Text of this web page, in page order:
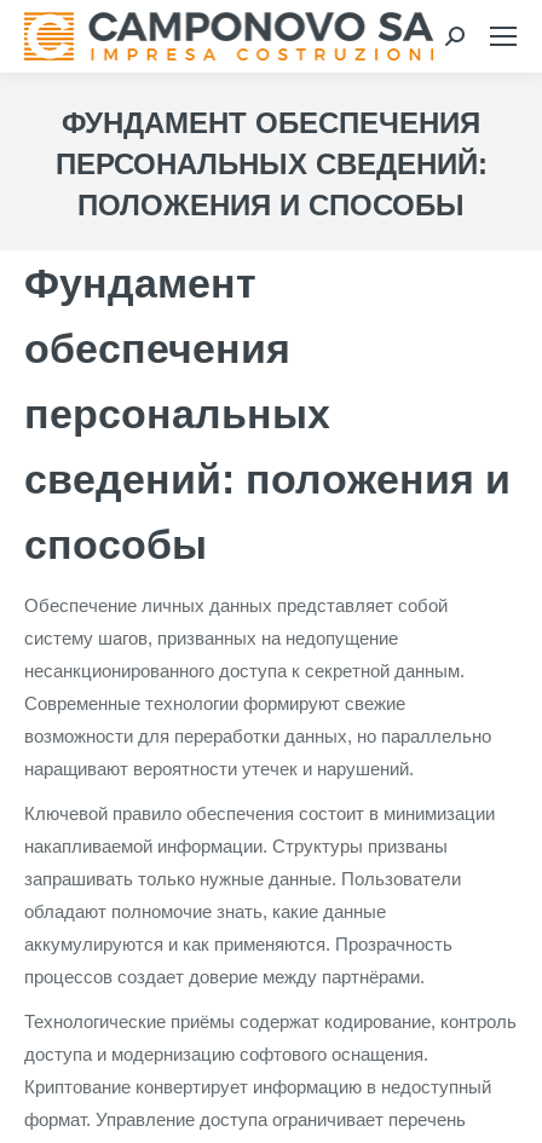
Search:
ФУНДАМЕНТ ОБЕСПЕЧЕНИЯ
ПЕРСОНАЛЬНЫХ СВЕДЕНИЙ:
ПОЛОЖЕНИЯ И СПОСОБЫ
Фундамент
обеспечения
персональных
сведений: положения и
способы
Обеспечение личных данных представляет собой
систему шагов, призванных на недопущение
несанкционированного доступа к секретной данным.
Современные технологии формируют свежие
возможности для переработки данных, но параллельно
наращивают вероятности утечек и нарушений.
Ключевой правило обеспечения состоит в минимизации
накапливаемой информации. Структуры призваны
запрашивать только нужные данные. Пользователи
обладают полномочие знать, какие данные
аккумулируются и как применяются. Прозрачность
процессов создает доверие между партнёрами.
Технологические приёмы содержат кодирование, контроль
доступа и модернизацию софтового оснащения.
Криптование конвертирует информацию в недоступный
формат. Управление доступа ограничивает перечень